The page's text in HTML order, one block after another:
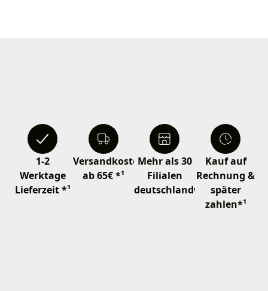
1-2
Werktage
Lieferzeit *¹
Versandkostenfrei
ab 65€ *¹
Mehr als 30
Filialen
deutschlandweit
Kauf auf
Rechnung &
später
zahlen*¹